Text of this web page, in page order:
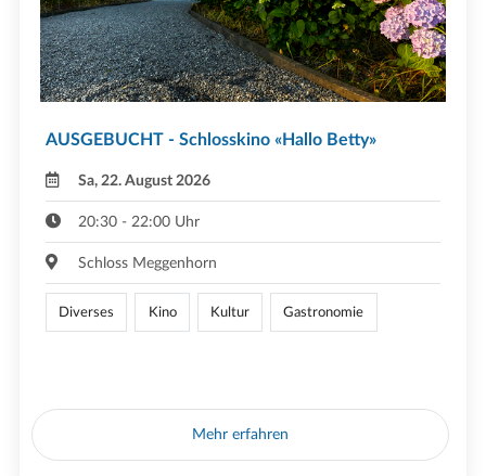
AUSGEBUCHT - Schlosskino «Hallo Betty»
Sa, 22. August 2026
20:30 - 22:00 Uhr
Schloss Meggenhorn
Diverses Kino Kultur Gastronomie
Mehr erfahren